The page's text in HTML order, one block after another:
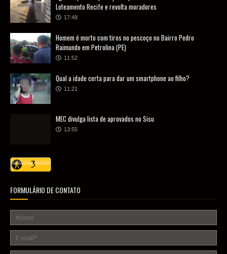
Loteamento Recife e revolta moradores
17:48
Homem é morto com tiros no pescoço no Bairro Pedro
Raimundo em Petrolina (PE)
11:52
Qual a idade certa para dar um smartphone ao filho?
11:21
MEC divulga lista de aprovados no Sisu
13:55
FORMULÁRIO DE CONTATO